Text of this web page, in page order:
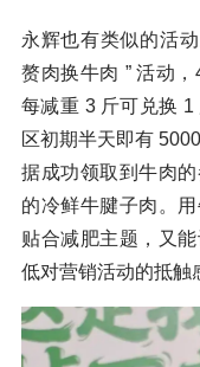
永辉也有类似的活
赘肉换牛肉 ” 活动
每减重 3 斤可兑换
区初期半天即有
据成功领取到牛肉
的冷鲜牛腱子肉。
贴合减肥主题，又
低对营销活动的抵触